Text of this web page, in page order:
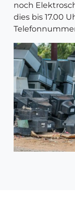
noch
dies bis 17.00